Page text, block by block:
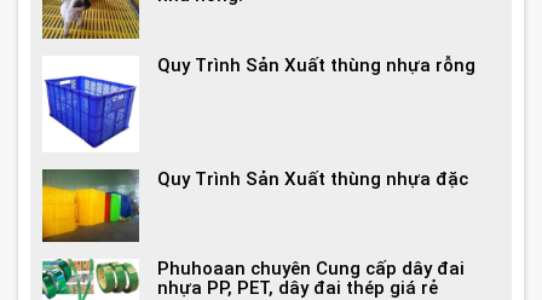
Quy Trình Sản Xuất thùng nhựa rỗng
Quy Trình Sản Xuất thùng nhựa đặc
Phuhoaan chuyên Cung cấp dây đai
nhựa PP, PET, dây đai thép giá rẻ